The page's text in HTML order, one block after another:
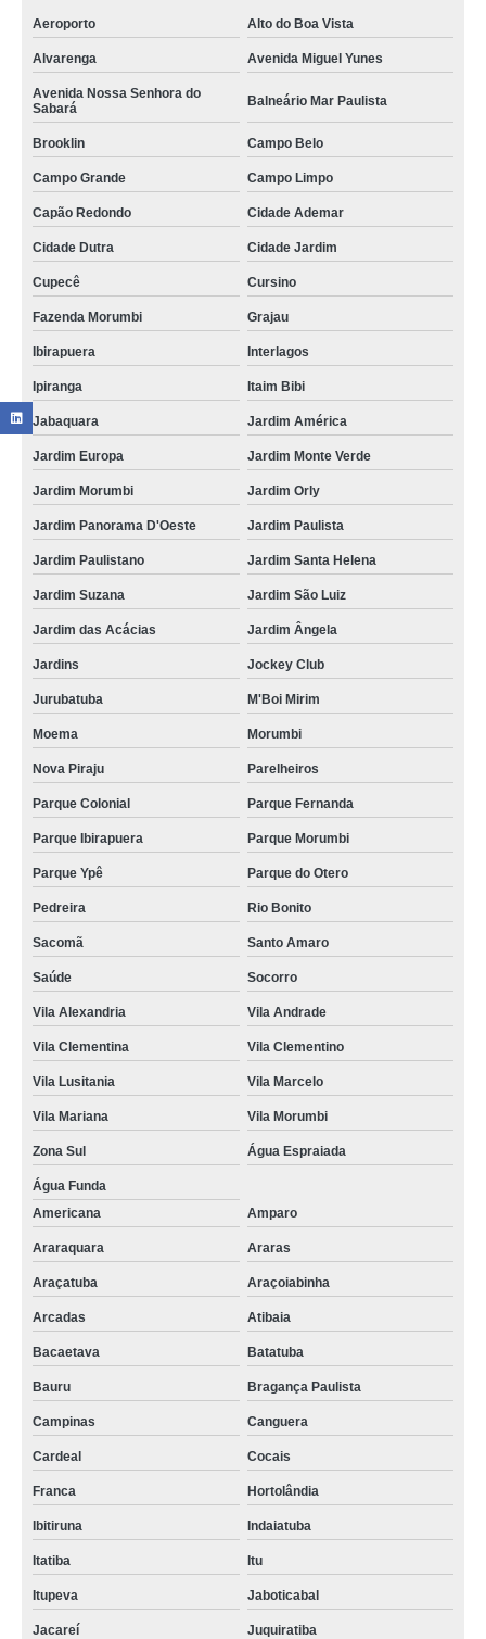
Aeroporto Alto do Boa Vista
Alvarenga Avenida Miguel Yunes
Avenida Nossa Senhora do
Sabará
Balneário Mar Paulista
Brooklin Campo Belo
Campo Grande Campo Limpo
Capão Redondo Cidade Ademar
Cidade Dutra Cidade Jardim
Cupecê Cursino
Fazenda Morumbi Grajau
Ibirapuera Interlagos
Ipiranga Itaim Bibi
Jabaquara Jardim América
Jardim Europa Jardim Monte Verde
Jardim Morumbi Jardim Orly
Jardim Panorama D'Oeste Jardim Paulista
Jardim Paulistano Jardim Santa Helena
Jardim Suzana Jardim São Luiz
Jardim das Acácias Jardim Ângela
Jardins Jockey Club
Jurubatuba M'Boi Mirim
Moema Morumbi
Nova Piraju Parelheiros
Parque Colonial Parque Fernanda
Parque Ibirapuera Parque Morumbi
Parque Ypê Parque do Otero
Pedreira Rio Bonito
Sacomã Santo Amaro
Saúde Socorro
Vila Alexandria Vila Andrade
Vila Clementina Vila Clementino
Vila Lusitania Vila Marcelo
Vila Mariana Vila Morumbi
Zona Sul Água Espraiada
Água Funda
Americana
Amparo
Araraquara Araras
Araçatuba Araçoiabinha
Arcadas Atibaia
Bacaetava Batatuba
Bauru Bragança Paulista
Campinas Canguera
Cardeal Cocais
Franca Hortolândia
Ibitiruna Indaiatuba
Itatiba Itu
Itupeva Jaboticabal
Jacareí Juquiratiba